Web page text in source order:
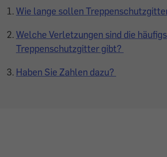
Wie lange sollen
Welche Verletzungen sind die
Treppenschutzgitter gibt?
Haben Sie Zahlen dazu?